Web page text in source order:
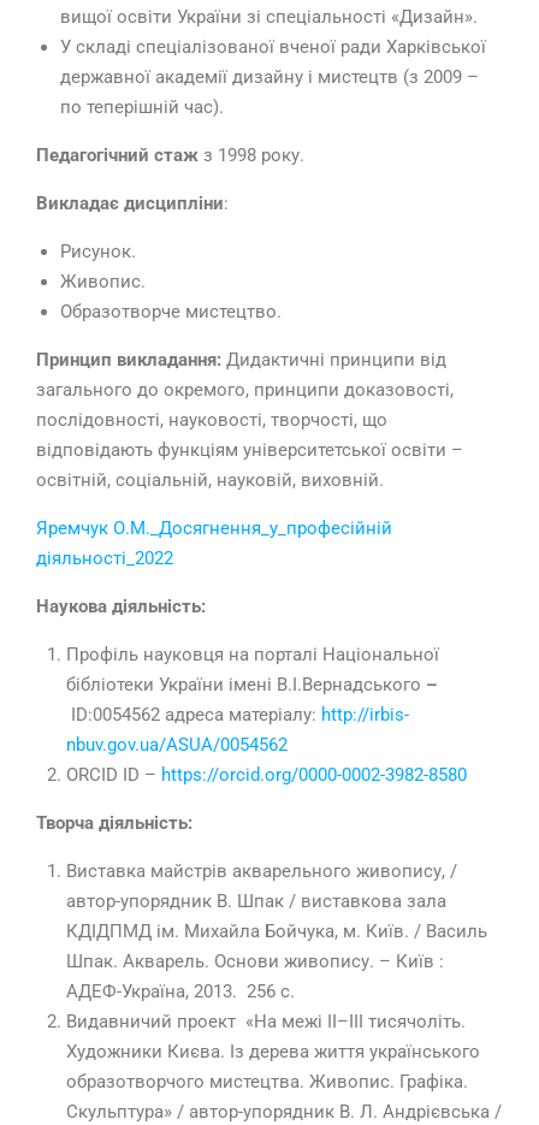
вищої освіти України зі спеціальності «Дизайн».
У складі спеціалізованої вченої ради Харківської
державної академії дизайну і мистецтв (з 2009 –
по теперішній час).
Педагогічний стаж з 1998 року.
Викладає дисципліни:
Рисунок.
Живопис.
Образотворче мистецтво.
Принцип викладання: Дидактичні принципи від
загального до окремого, принципи доказовості,
послідовності, науковості, творчості, що
відповідають функціям університетської освіти –
освітній, соціальній, науковій, виховній.
Яремчук О.М._Досягнення_у_професійній
діяльності_2022
Наукова діяльність:
Профіль науковця на порталі Національної
бібліотеки України імені В.І.Вернадського –
ID:0054562 адреса матеріалу: http://irbis-
nbuv.gov.ua/ASUA/0054562
ORCID ID – https://orcid.org/0000-0002-3982-8580
Творча діяльність:
Виставка майстрів акварельного живопису, /
автор-упорядник В. Шпак / виставкова зала
КДІДПМД ім. Михайла Бойчука, м. Київ. / Василь
Шпак. Акварель. Основи живопису. – Київ :
АДЕФ-Україна, 2013. 256 с.
Видавничий проект «На межі II–III тисячоліть.
Художники Києва. Із дерева життя українського
образотворчого мистецтва. Живопис. Графіка.
Скульптура» / автор-упорядник В. Л. Андрієвська /